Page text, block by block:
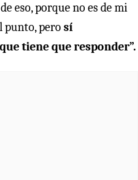
eso, porque no es de mi
punto, pero sí
tiene que responder”.